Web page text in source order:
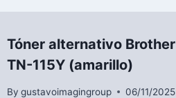
Tóner alternativo Brother
TN-115Y (amarillo)
By gustavoimagingroup 06/11/2025